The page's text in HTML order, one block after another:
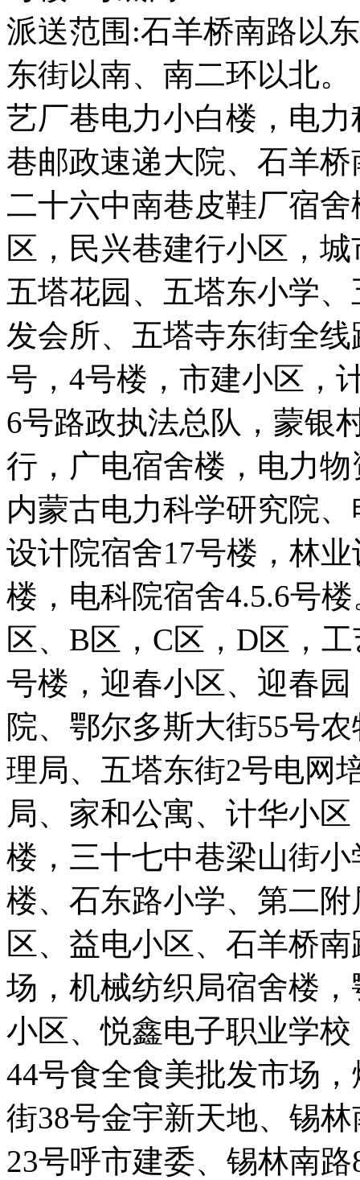
派送范围:石羊桥南路以
东街以南、南二环以北
艺厂巷电力小白楼，电
巷邮政速递大院、石羊
二十六中南巷皮鞋厂宿
区，民兴巷建行小区，
五塔花园、五塔东小学
发会所、五塔寺东街全
号，4号楼，市建小区，
6号路政执法总队，蒙银
行，广电宿舍楼，电力
内蒙古电力科学研究院
设计院宿舍17号楼，林
楼，电科院宿舍4.5.6号
区、B区，C区，D区，
号楼，迎春小区、迎春
院、鄂尔多斯大街55号
理局、五塔东街2号电网
局、家和公寓、计华小
楼，三十七中巷梁山街
楼、石东路小学、第二
区、益电小区、石羊桥
场，机械纺织局宿舍楼
小区、悦鑫电子职业学
44号食全食美批发市场
街38号金宇新天地、锡
23号呼市建委、锡林南